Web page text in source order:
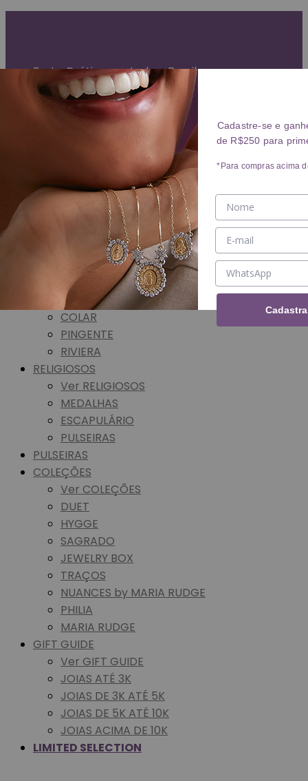
Frete Grátis para todo o Brasil
ALIANÇA
BRINCOS
Ver BRINCOS
ARGOLA
PIERCING
COLARES
Ver COLARES
COLAR
PINGENTE
RIVIERA
RELIGIOSOS
Ver RELIGIOSOS
MEDALHAS
ESCAPULÁRIO
PULSEIRAS
PULSEIRAS
COLEÇÕES
Ver COLEÇÕES
DUET
HYGGE
SAGRADO
JEWELRY BOX
TRAÇOS
NUANCES by MARIA RUDGE
PHILIA
MARIA RUDGE
GIFT GUIDE
Ver GIFT GUIDE
JOIAS ATÉ 3K
JOIAS DE 3K ATÉ 5K
JOIAS DE 5K ATÉ 10K
JOIAS ACIMA DE 10K
LIMITED SELECTION
Cadastre-se e
de R$250 para
*Para compras acima